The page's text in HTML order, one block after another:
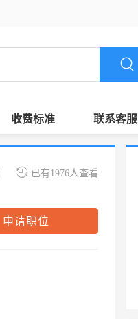
收费标准 联系客服
已有1976人查看
申请职位